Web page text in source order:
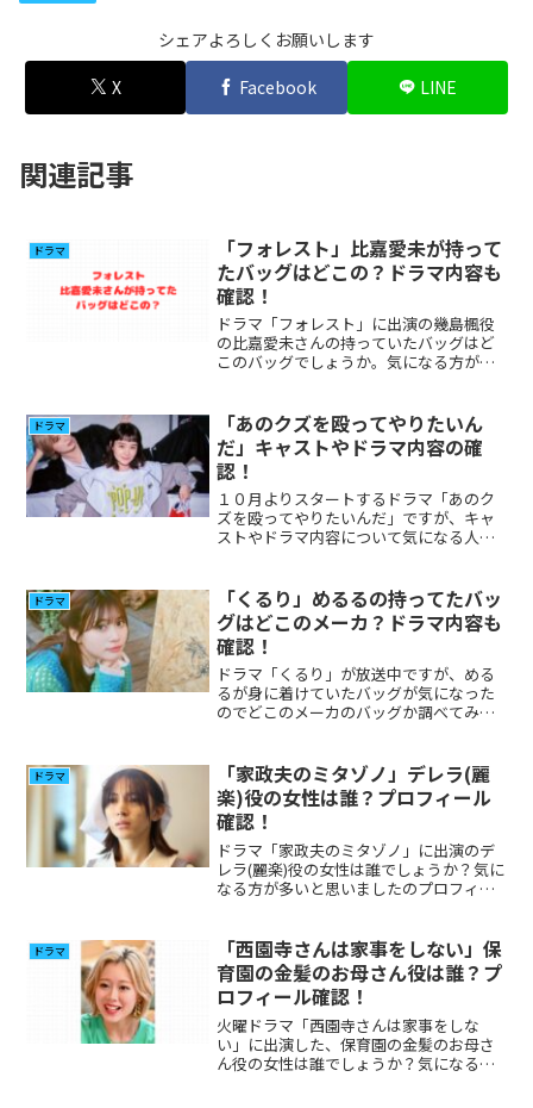
シェアよろしくお願いします
X
Facebook LINE
関連記事
ドラマ
「フォレスト」比嘉愛未が持って
たバッグはどこの？ドラマ内容も
確認！
ドラマ「フォレスト」に出演の幾島楓役
の比嘉愛未さんの持っていたバッグはど
このバッグでしょうか。気になる方が多
ドラマ
「あのクズを殴ってやりたいん
だ」キャストやドラマ内容の確
認！
１０月よりスタートするドラマ「あのク
ズを殴ってやりたいんだ」ですが、キャ
ストやドラマ内容について気になる人が
ドラマ
「くるり」めるるの持ってたバッ
グはどこのメーカ？ドラマ内容も
確認！
ドラマ「くるり」が放送中ですが、める
るが身に着けていたバッグが気になった
のでどこのメーカのバッグか調べてみま
ドラマ
「家政夫のミタゾノ」デレラ(麗
楽)役の女性は誰？プロフィール
確認！
ドラマ「家政夫のミタゾノ」に出演のデ
レラ(麗楽)役の女性は誰でしょうか？気に
なる方が多いと思いましたのプロフィー
ドラマ
「西園寺さんは家事をしない」保
育園の金髪のお母さん役は誰？プ
ロフィール確認！
火曜ドラマ「西園寺さんは家事をしな
い」に出演した、保育園の金髪のお母さ
ん役の女性は誰でしょうか？気になる方